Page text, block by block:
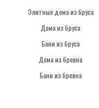
Элитные дома из бруса
Дома из бруса
Бани из бруса
Дома из бревна
Бани из бревна